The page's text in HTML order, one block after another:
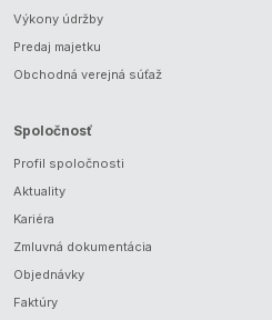
Výkony údržby
Predaj majetku
Obchodná verejná súťaž
Spoločnosť
Profil spoločnosti
Aktuality
Kariéra
Zmluvná dokumentácia
Objednávky
Faktúry